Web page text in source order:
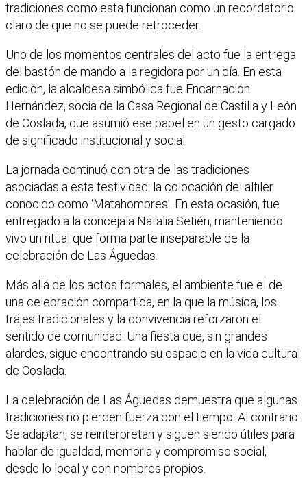
tradiciones como esta funcionan como un recordatorio
claro de que no se puede retroceder.
Uno de los momentos centrales del acto fue la entrega
del bastón de mando a la regidora por un día. En esta
edición, la alcaldesa simbólica fue Encarnación
Hernández, socia de la Casa Regional de Castilla y León
de Coslada, que asumió ese papel en un gesto cargado
de significado institucional y social.
La jornada continuó con otra de las tradiciones
asociadas a esta festividad: la colocación del alfiler
conocido como ‘Matahombres’. En esta ocasión, fue
entregado a la concejala Natalia Setién, manteniendo
vivo un ritual que forma parte inseparable de la
celebración de Las Águedas.
Más allá de los actos formales, el ambiente fue el de
una celebración compartida, en la que la música, los
trajes tradicionales y la convivencia reforzaron el
sentido de comunidad. Una fiesta que, sin grandes
alardes, sigue encontrando su espacio en la vida cultural
de Coslada.
La celebración de Las Águedas demuestra que algunas
tradiciones no pierden fuerza con el tiempo. Al contrario.
Se adaptan, se reinterpretan y siguen siendo útiles para
hablar de igualdad, memoria y compromiso social,
desde lo local y con nombres propios.